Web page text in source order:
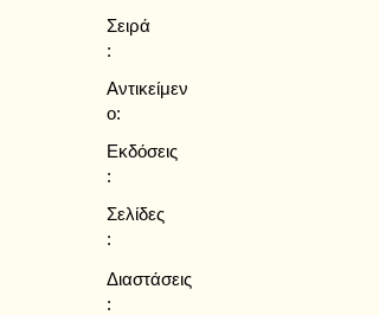
Σειρά
:
Αντικείμεν
ο:
Εκδόσεις
:
Σελίδες
:
Διαστάσεις
: